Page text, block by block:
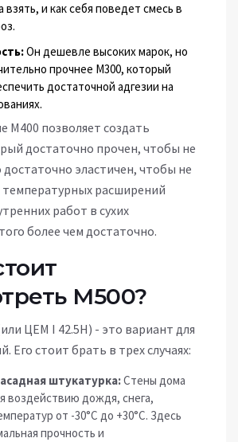
взять, и как себя поведет смесь в
Он дешевле высоких марок, но
прочнее М300, который
достаточной адгезии на
М400 позволяет создать
достаточно прочен, чтобы не
эластичен, чтобы не
температурных расширений
работ в сухих
более чем достаточно.
М500?
ЦЕМ I 42.5Н) - это вариант для
Его стоит брать в трех случаях:
штукатурка:Стены дома
воздействию дождя, снега,
от -30°C до +30°C. Здесь
прочность и